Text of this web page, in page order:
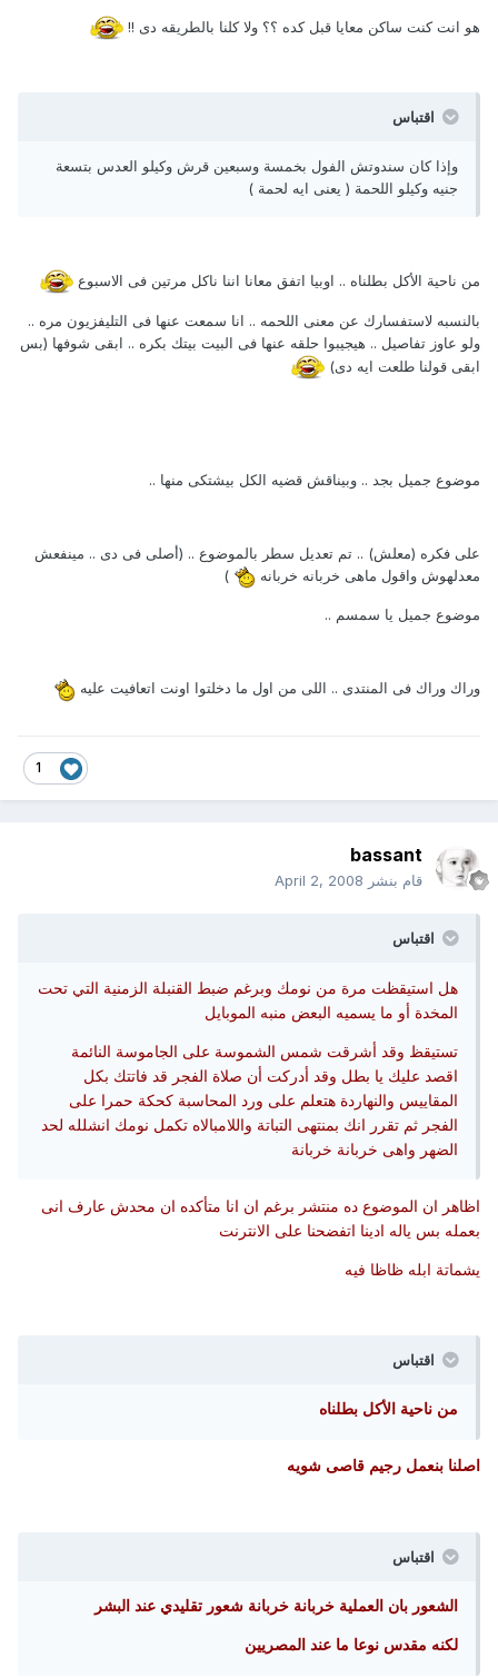
هو انت كنت ساكن معايا قبل كده ؟؟ ولا كلنا بالطريقه دى !!
اقتباس
وإذا كان سندوتش الفول بخمسة وسبعين قرش وكيلو العدس بتسعة
جنيه وكيلو اللحمة ( يعنى ايه لحمة )
من ناحية الأكل بطلناه .. اوبيا اتفق معانا اننا ناكل مرتين فى الاسبوع
بالنسبه لاستفسارك عن معنى اللحمه .. انا سمعت عنها فى التليفزيون مره ..
ولو عاوز تفاصيل .. هيجيبوا حلقه عنها فى البيت بيتك بكره .. ابقى شوفها (بس
ابقى قولنا طلعت ايه دى)
موضوع جميل بجد .. وبيناقش قضيه الكل بيشتكى منها ..
على فكره (معلش) .. تم تعديل سطر بالموضوع .. (أصلى فى دى .. مينفعش
معدلهوش واقول ماهى خربانه خربانه
)
موضوع جميل يا سمسم ..
وراك وراك فى المنتدى .. اللى من اول ما دخلتوا اونت اتعافيت عليه
bassant
قام بنشر April 2, 2008
اقتباس
هل استيقظت مرة من نومك وبرغم ضبط القنبلة الزمنية التي تحت
المخدة أو ما يسميه البعض منبه الموبايل
تستيقظ وقد أشرقت شمس الشموسة على الجاموسة النائمة
اقصد عليك يا بطل وقد أدركت أن صلاة الفجر قد فاتتك بكل
المقاييس والنهاردة هتعلم على ورد المحاسبة كحكة حمرا على
الفجر ثم تقرر انك بمنتهى التباتة واللامبالاه تكمل نومك انشلله لحد
الضهر واهى خربانة خربانة
اظاهر ان الموضوع ده منتشر برغم ان انا متأكده ان محدش عارف انى
بعمله بس ياله ادينا اتفضحنا على الانترنت
يشماتة ابله ظاظا فيه
اقتباس
من ناحية الأكل بطلناه
اصلنا بنعمل رجيم قاصى شويه
اقتباس
الشعور بان العملية خربانة خربانة شعور تقليدي عند البشر
لكنه مقدس نوعا ما عند المصريين